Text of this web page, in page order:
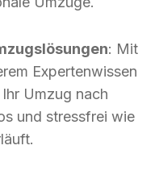
: Mit
Expertenwissen
Umzug nach
und stressfrei wie